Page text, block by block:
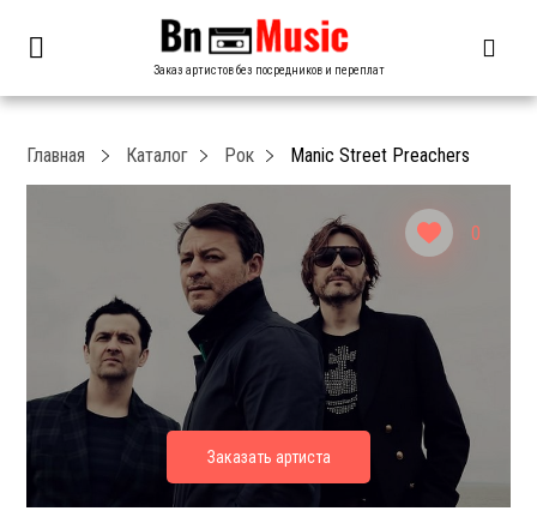
Заказ артистов без посредников и переплат
0
Главная Каталог Рок Manic Street Preachers